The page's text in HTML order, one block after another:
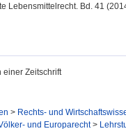
Lebensmittelrecht. Bd. 41
einer Zeitschrift
> Rechts- und
und Europarecht>